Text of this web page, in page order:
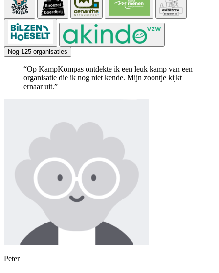
Nog 125 organisaties
“Op KampKompas ontdekte ik een leuk kamp van een
organisatie die ik nog niet kende. Mijn zoontje kijkt
ernaar uit.”
Peter